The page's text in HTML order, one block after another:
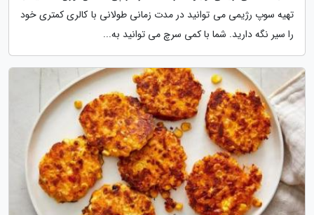
تهیه سوپ رژیمی می توانید در مدت زمانی طولانی با کالری کمتری خود
را سیر نگه دارید. شما با کمی سرچ می توانید به...